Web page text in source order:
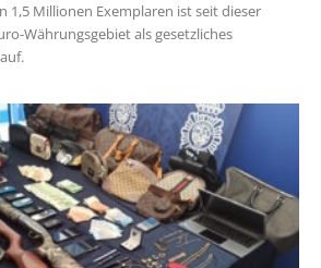
1,5 Millionen Exemplaren ist seit dieser
Währungsgebiet als gesetzliches